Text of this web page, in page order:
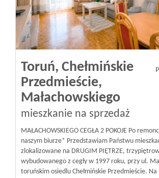
Toruń, Chełmińskie
Przedmieście,
Małachowskiego
mieszkanie na sprzedaż
MAŁACHOWSKIEGO CEGŁA 2 POKOJE Po
naszym biurze* Przedstawiam Państwu
zlokalizowane na DRUGIM PIĘTRZE,
wybudowanego z cegły w 1997 roku, przy ul.
toruńskim osiedlu Chełmińskie Przedmieście.